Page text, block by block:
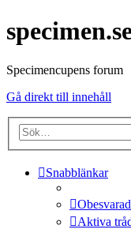
Specimencupens forum
Gå direkt till innehåll
Snabblänkar
Aktiva